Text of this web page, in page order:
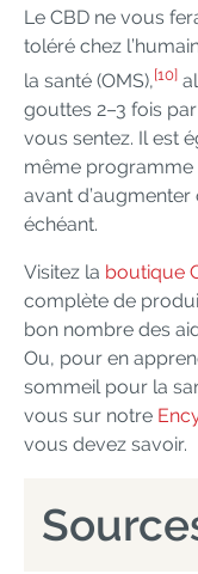
Le CBD ne vous
toléré chez
la santé (OMS),[10]
gouttes 2–3 fois
vous sentez. Il est
même programme
avant
échéant.
Visitez la boutique
complète de
bon nombre des
Ou, pour en
sommeil pour la
vous sur notre
vous devez savoir.